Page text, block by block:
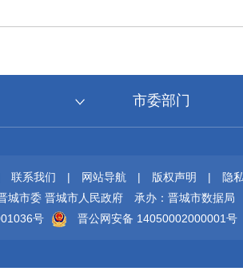
市委部门
联系我们 | 网站导航 | 版权声明 |
隐
城市委 晋城市人民政府
承办：晋城市数据局
号
晋公网安备 14050002000001号